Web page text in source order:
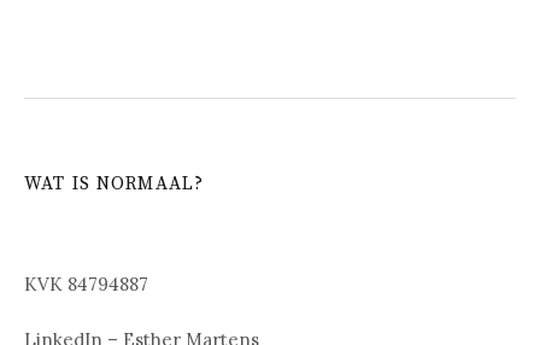
WAT IS NORMAAL?
KVK 84794887
LinkedIn – Esther Martens